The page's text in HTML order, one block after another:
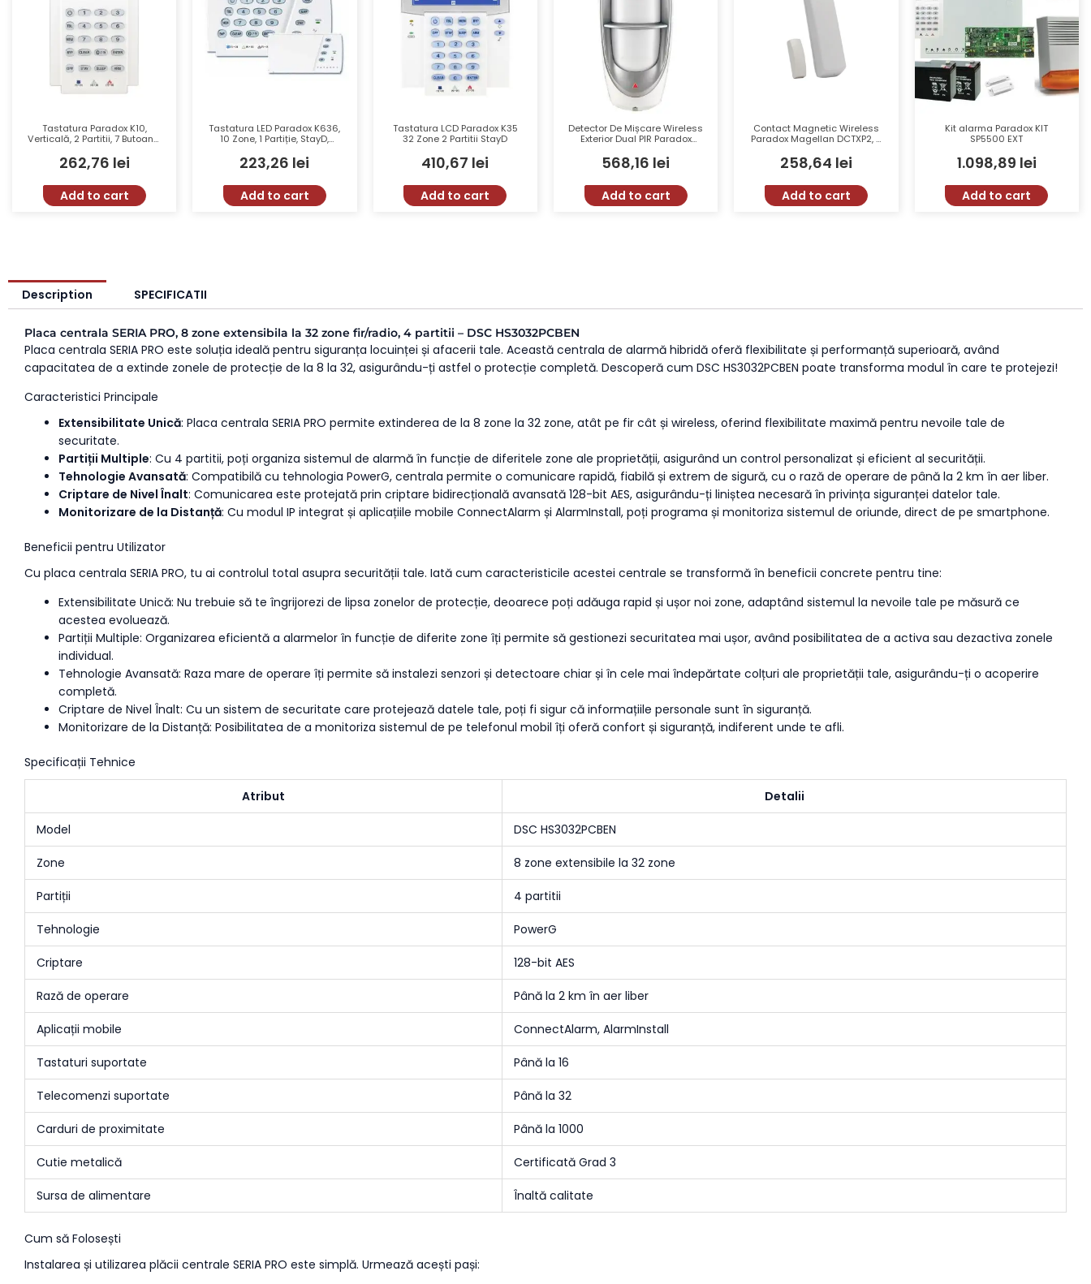
Tastatura Paradox K10,
Verticală, 2 Partitii, 7 Butoane,
262,76 lei
Add to cart
Tastatura LED Paradox K636,
10 Zone, 1 Partiție, StayD,
Afisaj LED, Butoane Luminate,
Alarmă Panicã
223,26 lei
Add to cart
Tastatura LCD Paradox K35
32 Zone 2 Partitii StayD
410,67 lei
Add to cart
Detector De Mișcare Wireless
Exterior Dual PIR Paradox
Immunity 40 Kg, 433/868
MHz+Suport
568,16 lei
Add to cart
Contact Magnetic Wireless
Paradox Magellan DCTXP2, 2
Zone, 433/868 MHz, Raza 60
m, Alb
258,64 lei
Add to cart
Kit alarma Paradox KIT
SP5500 EXT
1.098,89 lei
Add to cart
Description SPECIFICATII
Placa centrala SERIA PRO, 8 zone extensibila la 32 zone fir/radio, 4 partitii – DSC HS3032PCBEN
Placa centrala SERIA PRO este soluția ideală pentru siguranța locuinței și afacerii tale. Această centrala de alarmă hibridă oferă flexibilitate și performanță superioară, având
capacitatea de a extinde zonele de protecție de la 8 la 32, asigurându-ți astfel o protecție completă. Descoperă cum DSC HS3032PCBEN poate transforma modul în care te protejezi!
Caracteristici Principale
Extensibilitate Unică: Placa centrala SERIA PRO permite extinderea de la 8 zone la 32 zone, atât pe fir cât și wireless, oferind flexibilitate maximă pentru nevoile tale de
securitate.
Partiții Multiple: Cu 4 partitii, poți organiza sistemul de alarmă în funcție de diferitele zone ale proprietății, asigurând un control personalizat și eficient al securității.
Tehnologie Avansată: Compatibilă cu tehnologia PowerG, centrala permite o comunicare rapidă, fiabilă și extrem de sigură, cu o rază de operare de până la 2 km în aer liber.
Criptare de Nivel Înalt: Comunicarea este protejată prin criptare bidirecțională avansată 128-bit AES, asigurându-ți liniștea necesară în privința siguranței datelor tale.
Monitorizare de la Distanță: Cu modul IP integrat și aplicațiile mobile ConnectAlarm și AlarmInstall, poți programa și monitoriza sistemul de oriunde, direct de pe smartphone.
Beneficii pentru Utilizator
Cu placa centrala SERIA PRO, tu ai controlul total asupra securității tale. Iată cum caracteristicile acestei centrale se transformă în beneficii concrete pentru tine:
Extensibilitate Unică: Nu trebuie să te îngrijorezi de lipsa zonelor de protecție, deoarece poți adăuga rapid și ușor noi zone, adaptând sistemul la nevoile tale pe măsură ce
acestea evoluează.
Partiții Multiple: Organizarea eficientă a alarmelor în funcție de diferite zone îți permite să gestionezi securitatea mai ușor, având posibilitatea de a activa sau dezactiva zonele
individual.
Tehnologie Avansată: Raza mare de operare îți permite să instalezi senzori și detectoare chiar și în cele mai îndepărtate colțuri ale proprietății tale, asigurându-ți o acoperire
completă.
Criptare de Nivel Înalt: Cu un sistem de securitate care protejează datele tale, poți fi sigur că informațiile personale sunt în siguranță.
Monitorizare de la Distanță: Posibilitatea de a monitoriza sistemul de pe telefonul mobil îți oferă confort și siguranță, indiferent unde te afli.
Specificații Tehnice
Atribut Detalii
Model DSC HS3032PCBEN
Zone 8 zone extensibile la 32 zone
Partiții 4 partitii
Tehnologie PowerG
Criptare 128-bit AES
Rază de operare Până la 2 km în aer liber
Aplicații mobile ConnectAlarm, AlarmInstall
Tastaturi suportate Până la 16
Telecomenzi suportate Până la 32
Carduri de proximitate Până la 1000
Cutie metalică Certificată Grad 3
Sursa de alimentare Înaltă calitate
Cum să Folosești
Instalarea și utilizarea plăcii centrale SERIA PRO este simplă. Urmează acești pași: